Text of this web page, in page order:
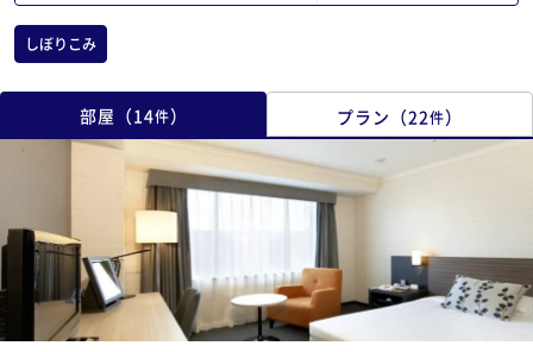
しぼりこみ
部屋 （14件） プラン （22件）